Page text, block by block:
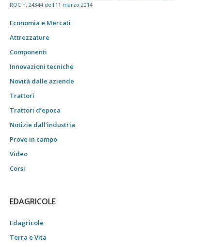
ROC n. 24344 dell'11 marzo 2014
Economia e Mercati
Attrezzature
Componenti
Innovazioni tecniche
Novità dalle aziende
Trattori
Trattori d’epoca
Notizie dall’industria
Prove in campo
Video
Corsi
EDAGRICOLE
Edagricole
Terra e Vita